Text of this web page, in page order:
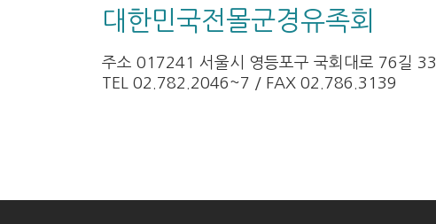
대한민국전몰군경유족회
주소 017241 서울시 영등포구 국회대로 76길
TEL 02.782.2046~7 / FAX 02.786.3139